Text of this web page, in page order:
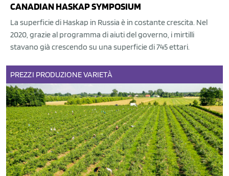
CANADIAN HASKAP SYMPOSIUM
La superficie di Haskap in Russia è in costante crescita. Nel
2020, grazie al programma di aiuti del governo, i mirtilli
stavano già crescendo su una superficie di 745 ettari.
PREZZI PRODUZIONEVARIETÀ